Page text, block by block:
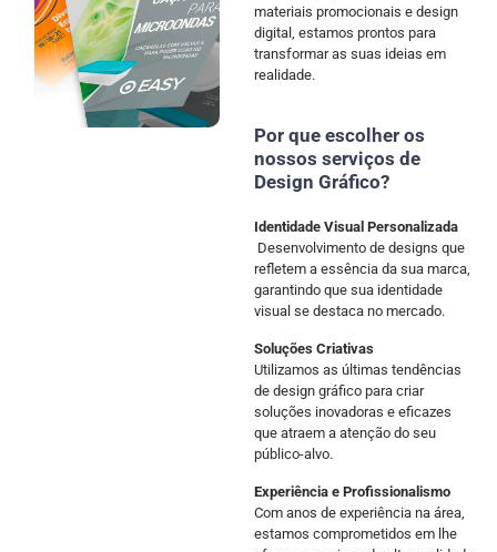
materiais promocionais e design
digital, estamos prontos para
transformar as suas ideias em
realidade.
Por que escolher os
nossos serviços de
Design Gráfico?
Identidade Visual Personalizada
Desenvolvimento de designs que
refletem a essência da sua marca,
garantindo que sua identidade
visual se destaca no mercado.
Soluções Criativas
Utilizamos as últimas tendências
de design gráfico para criar
soluções inovadoras e eficazes
que atraem a atenção do seu
público-alvo.
Experiência e Profissionalismo
Com anos de experiência na área,
estamos comprometidos em lhe